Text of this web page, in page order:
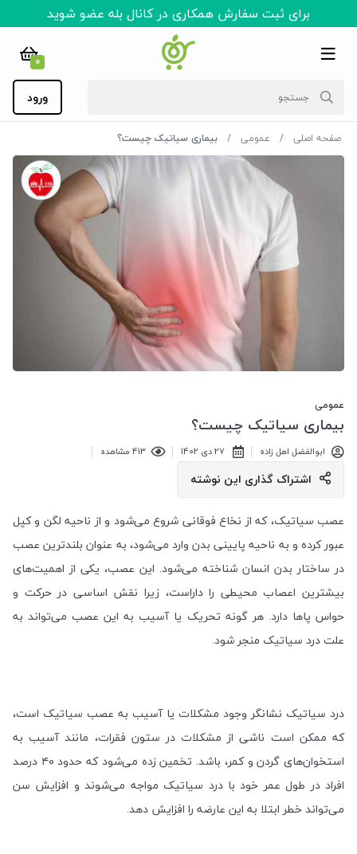
برای ثبت سفارش همکاری در کانال بله عضو شوید
0
ورود
صفحه اصلی عمومی بیماری سیاتیک چیست؟
عمومی
بیماری سیاتیک چیست؟
ابوالفضل اهل زاده 27 دی 1402 413 مشاهده
اشتراک گذاری این نوشته
عصب سیاتیک، که از نخاع فوقانی شروع می‌شود و از ناحیه لگن و کپل
عبور کرده و به ناحیه پایینی بدن وارد می‌شود، به عنوان بلندترین عصب
در ساختار بدن انسان شناخته می‌شود. این عصب، یکی از اهمیت‌های
بیشترین اعصاب محیطی را داراست، زیرا نقش اساسی در حرکت و
حواس پاها دارد. هر گونه تحریک یا آسیب به این عصب می‌تواند به
علت درد سیاتیک منجر شود.
درد سیاتیک نشانگر وجود مشکلات یا آسیب به عصب سیاتیک است،
که ممکن است ناشی از مشکلات در ستون فقرات، مانند آسیب به
استخوان‌های گردن و کمر، باشد. تخمین زده می‌شود که حدود ۴۰ درصد
افراد در طول عمر خود با درد سیاتیک مواجه می‌شوند و افزایش سن
می‌تواند خطر ابتلا به این عارضه را افزایش دهد.